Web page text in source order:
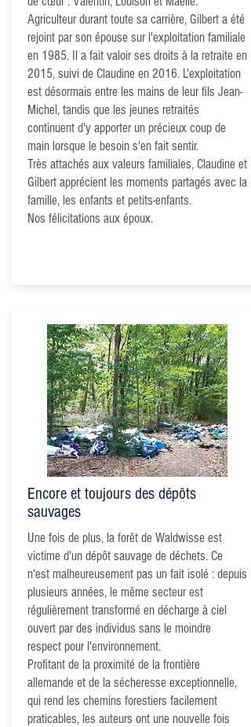
Agriculteur durant toute sa carrière, Gilbert a été
rejoint par son épouse sur l'exploitation familiale
en 1985. Il a fait valoir ses droits à la retraite en
2015, suivi de Claudine en 2016. L'exploitation
est désormais entre les mains de leur fils Jean-
Michel, tandis que les jeunes retraités
continuent d'y apporter un précieux coup de
main lorsque le besoin s'en fait sentir.
Très attachés aux valeurs familiales, Claudine et
Gilbert apprécient les moments partagés avec la
famille, les enfants et petits-enfants.
Nos félicitations aux époux.
Encore et toujours des dépôts
sauvages
Une fois de plus, la forêt de Waldwisse est
victime d'un dépôt sauvage de déchets. Ce
n'est malheureusement pas un fait isolé : depuis
plusieurs années, le même secteur est
régulièrement transformé en décharge à ciel
ouvert par des individus sans le moindre
respect pour l'environnement.
Profitant de la proximité de la frontière
allemande et de la sécheresse exceptionnelle,
qui rend les chemins forestiers facilement
praticables, les auteurs ont une nouvelle fois